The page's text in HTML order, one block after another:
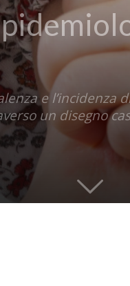
e l’incidenza
un disegno